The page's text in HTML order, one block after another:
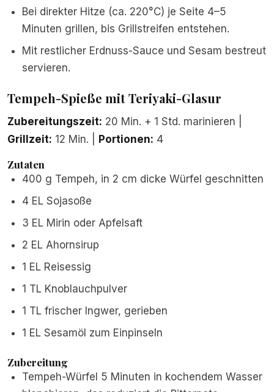
Bei direkter Hitze (ca. 220°C) je Seite 4–5
Minuten grillen, bis Grillstreifen entstehen.
Mit restlicher Erdnuss-Sauce und Sesam bestreut
servieren.
Tempeh-Spieße mit Teriyaki-Glasur
Zubereitungszeit: 20 Min. + 1 Std. marinieren |
Grillzeit: 12 Min. | Portionen: 4
Zutaten
400 g Tempeh, in 2 cm dicke Würfel geschnitten
4 EL Sojasoße
3 EL Mirin oder Apfelsaft
2 EL Ahornsirup
1 EL Reisessig
1 TL Knoblauchpulver
1 TL frischer Ingwer, gerieben
1 EL Sesamöl zum Einpinseln
Zubereitung
Tempeh-Würfel 5 Minuten in kochendem Wasser